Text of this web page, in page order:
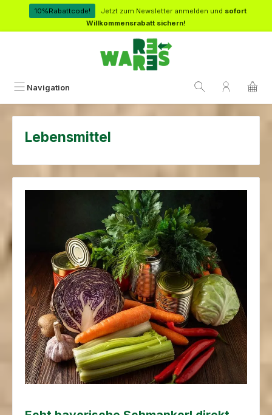
Zum Hauptinhalt springen
10%Rabattcode! Jetzt zum Newsletter anmelden und sofort
Willkommensrabatt sichern!
Navigation
Lebensmittel